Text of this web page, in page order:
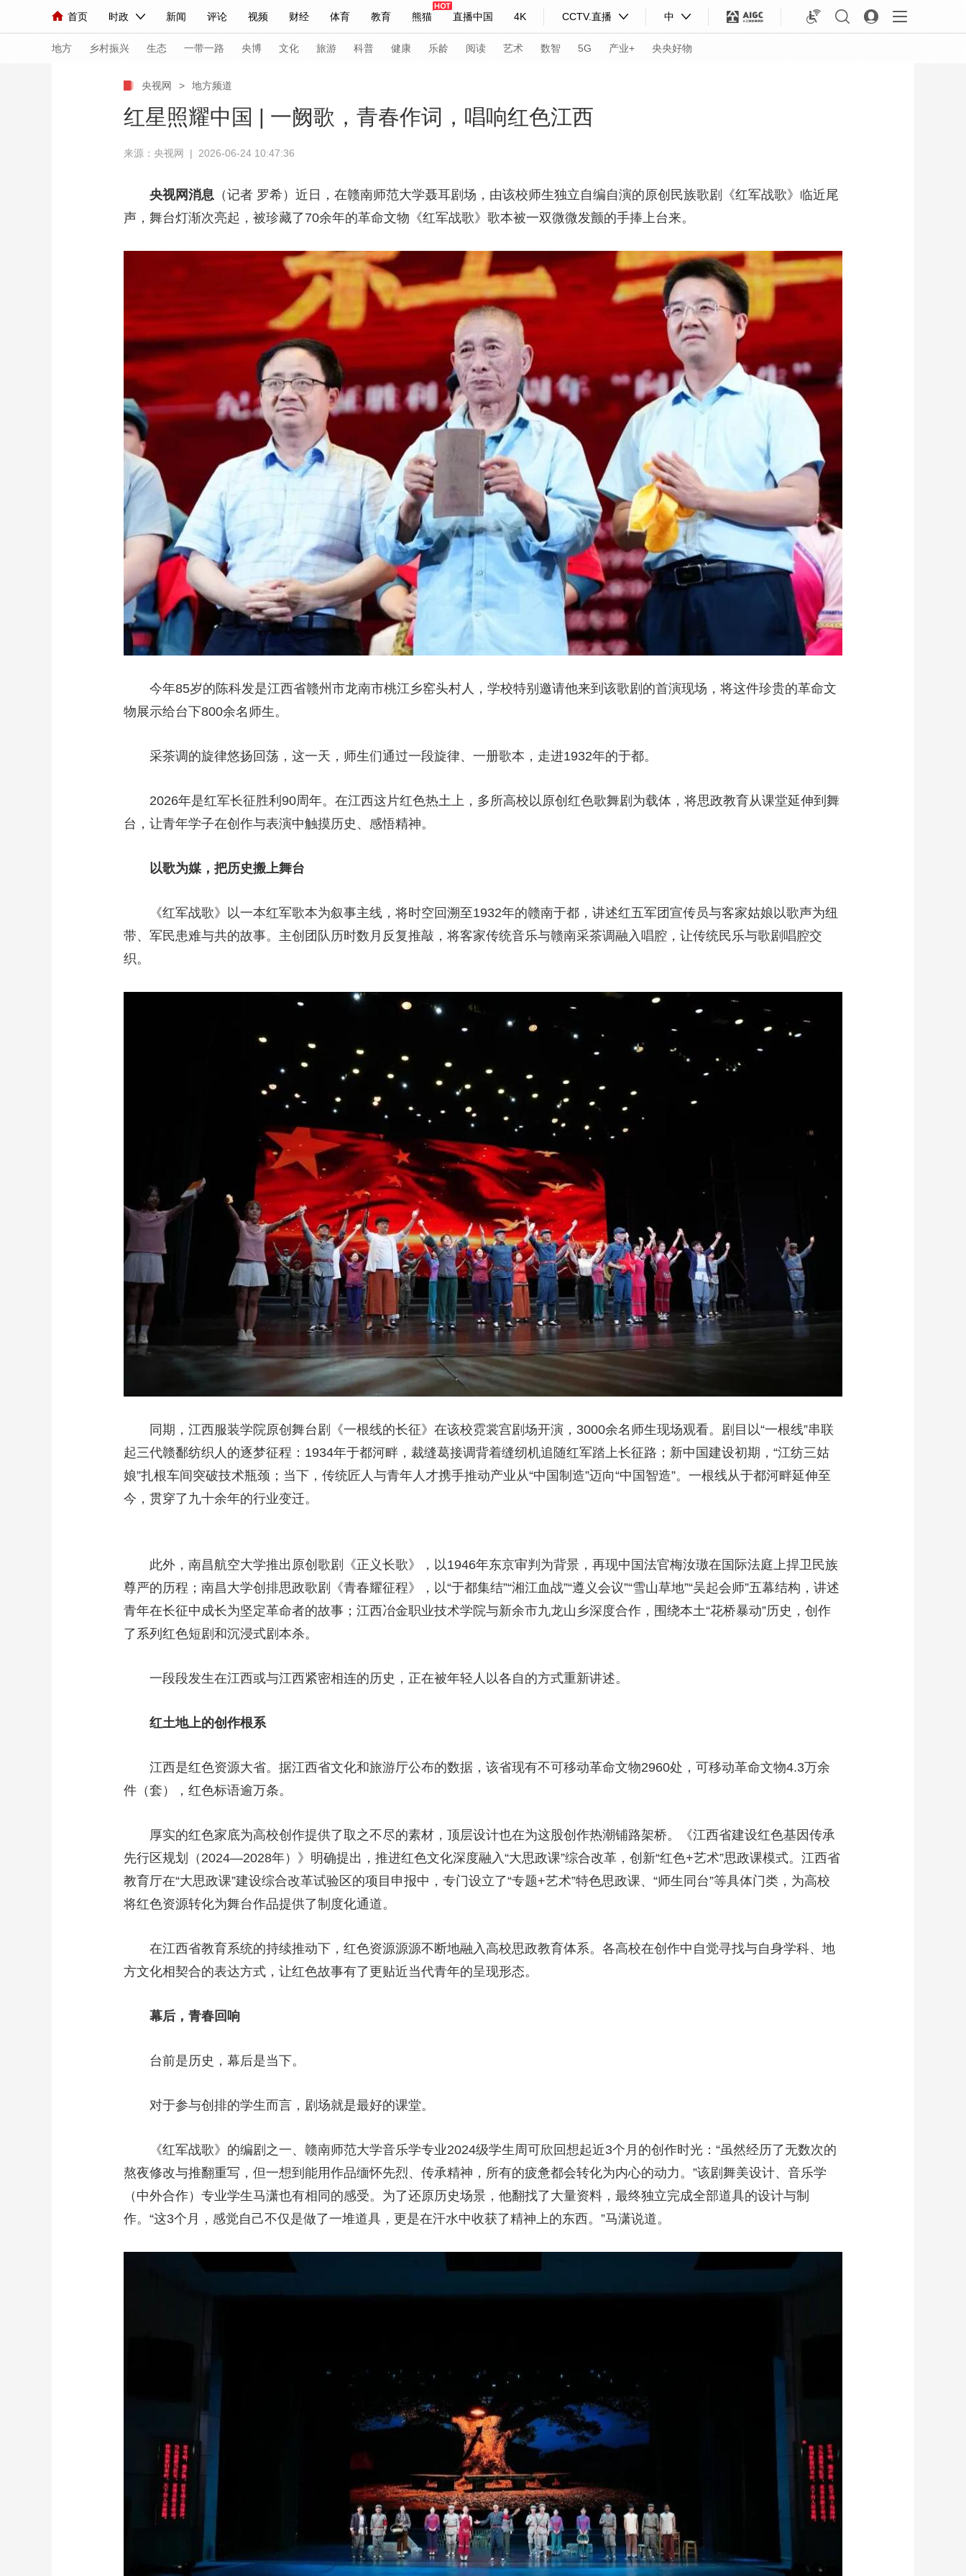
首页 时政 新闻 评论 视频 财经 体育 教育 熊猫 直播中国 4K CCTV.直播 中
人民领袖习近平 联播+ 中国领导人 央视快评 习式妙语 热解读 天天学习
直播 栏目大全 节目单 听音 微视频 主持人 下载央视影音
海外频道 iPanda English Монгол
地方 乡村振兴 生态 一带一路 央博 文化 旅游 科普 健康 乐龄 阅读 艺术 数智 5G 产业+ 央央好物
联播+ 热解读 天天学习 习式妙语 央视快评 央视网评 光华锐评 锋面
小央视频 小央直播 直播中国 熊猫频道 VR/AR 4K专区 全景新闻
前线 比划 快看 蓝海中国 新兵请入列 人生第一次 人生第二次
2026年冬奥会 CBA NBA 中超 国足 国际足球 综合体育 亚冬会
CCTV奥林匹克频道 生活体育大会 体育江湖 文化体育 冰雪道路 足球道路
教育 乡村振兴 生态环境 一带一路 旅游 科普 艺术 汽车 数智 5G
大国展会 云顶对话 云起 超级工厂 智敬中国 全民健康 颜选攻略 海洋 时尚 天气 才艺 网展 央央好物
CCTV.节目官网 节目单 栏目 片库 热播榜 总台企业白名单
央视网 > 地方频道
红星照耀中国 | 一阙歌，青春作词，唱响红色江西
来源：央视网 | 2026-06-24 10:47:36
央视网消息 （记者 罗希）近日，在赣南师范大学聂耳剧场，由该校师生独立自编自演的原创民族歌剧《红军战歌》临近尾
声，舞台灯渐次亮起，被珍藏了70余年的革命文物《红军战歌》歌本被一双微微发颤的手捧上台来。
今年85岁的陈科发是江西省赣州市龙南市桃江乡窑头村人，学校特别邀请他来到该歌剧的首演现场，将这件珍贵的革命文
物展示给台下800余名师生。
采茶调的旋律悠扬回荡，这一天，师生们通过一段旋律、一册歌本，走进1932年的于都。
2026年是红军长征胜利90周年。在江西这片红色热土上，多所高校以原创红色歌舞剧为载体，将思政教育从课堂延伸到舞
台，让青年学子在创作与表演中触摸历史、感悟精神。
以歌为媒，把历史搬上舞台
《红军战歌》以一本红军歌本为叙事主线，将时空回溯至1932年的赣南于都，讲述红五军团宣传员与客家姑娘以歌声为纽
带、军民患难与共的故事。主创团队历时数月反复推敲，将客家传统音乐与赣南采茶调融入唱腔，让传统民乐与歌剧唱腔交
织。
同期，江西服装学院原创舞台剧《一根线的长征》在该校霓裳宫剧场开演，3000余名师生现场观看。剧目以“一根线”串联
起三代赣鄱纺织人的逐梦征程：1934年于都河畔，裁缝葛接调背着缝纫机追随红军踏上长征路；新中国建设初期，“江纺三姑
娘”扎根车间突破技术瓶颈；当下，传统匠人与青年人才携手推动产业从“中国制造”迈向“中国智造”。一根线从于都河畔延伸至
今，贯穿了九十余年的行业变迁。
此外，南昌航空大学推出原创歌剧《正义长歌》，以1946年东京审判为背景，再现中国法官梅汝璈在国际法庭上捍卫民族
尊严的历程；南昌大学创排思政歌剧《青春耀征程》，以“于都集结”“湘江血战”“遵义会议”“雪山草地”“吴起会师”五幕结构，讲述
青年在长征中成长为坚定革命者的故事；江西冶金职业技术学院与新余市九龙山乡深度合作，围绕本土“花桥暴动”历史，创作
了系列红色短剧和沉浸式剧本杀。
一段段发生在江西或与江西紧密相连的历史，正在被年轻人以各自的方式重新讲述。
红土地上的创作根系
江西是红色资源大省。据江西省文化和旅游厅公布的数据，该省现有不可移动革命文物2960处，可移动革命文物4.3万余
件（套），红色标语逾万条。
厚实的红色家底为高校创作提供了取之不尽的素材，顶层设计也在为这股创作热潮铺路架桥。《江西省建设红色基因传承
先行区规划（2024—2028年）》明确提出，推进红色文化深度融入“大思政课”综合改革，创新“红色+艺术”思政课模式。江西省
教育厅在“大思政课”建设综合改革试验区的项目申报中，专门设立了“专题+艺术”特色思政课、“师生同台”等具体门类，为高校
将红色资源转化为舞台作品提供了制度化通道。
在江西省教育系统的持续推动下，红色资源源源不断地融入高校思政教育体系。各高校在创作中自觉寻找与自身学科、地
方文化相契合的表达方式，让红色故事有了更贴近当代青年的呈现形态。
幕后，青春回响
台前是历史，幕后是当下。
对于参与创排的学生而言，剧场就是最好的课堂。
《红军战歌》的编剧之一、赣南师范大学音乐学专业2024级学生周可欣回想起近3个月的创作时光：“虽然经历了无数次的
熬夜修改与推翻重写，但一想到能用作品缅怀先烈、传承精神，所有的疲惫都会转化为内心的动力。”该剧舞美设计、音乐学
（中外合作）专业学生马潇也有相同的感受。为了还原历史场景，他翻找了大量资料，最终独立完成全部道具的设计与制
作。“这3个月，感觉自己不仅是做了一堆道具，更是在汗水中收获了精神上的东西。”马潇说道。